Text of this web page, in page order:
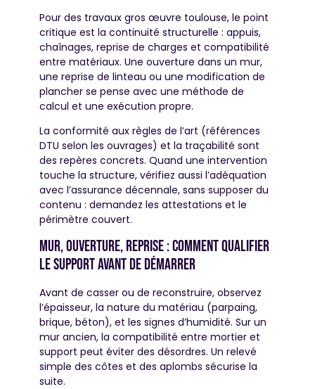
Pour des travaux gros œuvre toulouse, le point
critique est la continuité structurelle : appuis,
chaînages, reprise de charges et compatibilité
entre matériaux. Une ouverture dans un mur,
une reprise de linteau ou une modification de
plancher se pense avec une méthode de
calcul et une exécution propre.
La conformité aux règles de l’art (références
DTU selon les ouvrages) et la traçabilité sont
des repères concrets. Quand une intervention
touche la structure, vérifiez aussi l’adéquation
avec l’assurance décennale, sans supposer du
contenu : demandez les attestations et le
périmètre couvert.
Mur, ouverture, reprise : comment qualifier
le support avant de démarrer
Avant de casser ou de reconstruire, observez
l’épaisseur, la nature du matériau (parpaing,
brique, béton), et les signes d’humidité. Sur un
mur ancien, la compatibilité entre mortier et
support peut éviter des désordres. Un relevé
simple des côtes et des aplombs sécurise la
suite.